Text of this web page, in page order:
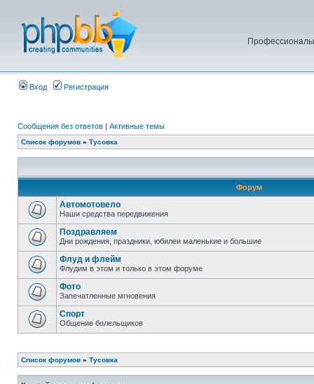
Вход Регистрация
Сообщения без ответов | Активные темы
Список форумов » Тусовка
Форум
Автомотовело
Наши средства передвижения
Поздравляем
Дни рождения, праздники, юбилеи маленькие и большие
Флуд и флейм
Флудим в этом и только в этом форуме
Фото
Запечатленные мгновения
Спорт
Общение болельщиков
Список форумов » Тусовка